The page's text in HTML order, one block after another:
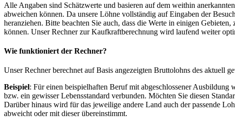
Alle Angaben sind Schätzwerte und basieren auf dem weithin
abweichen können. Da unsere Löhne vollständig auf Eingaben der
heranziehen. Bitte beachten Sie auch, dass die Werte in einigen
können. Unser Rechner zur Kaufkraftberechnung wird laufend weiter
Wie funktioniert der Rechner?
Unser Rechner berechnet auf Basis angezeigten Bruttolohns des aktuell
Beispiel: Für einen beispielhaften Beruf mit abgeschlossener
bzw. ein gewisser Lebensstandard verbunden. Möchten Sie diesen
Darüber hinaus wird für das jeweilige andere Land auch der passende
abweicht oder mit dieser übereinstimmt.